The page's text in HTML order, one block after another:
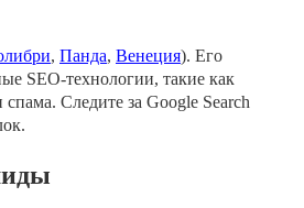
, Панда, Венеция). Его
SEO-технологии, такие как
Следите за Google Search